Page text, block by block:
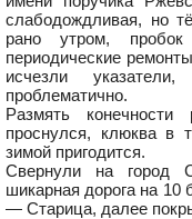
слабодождливая, но
рано утром,
периодические
исчезли
проблематично.
Размять
проснулся, клюква в
зимой пригодится.
Свернули на город
шикарная дорога на 10
— Старица, далее